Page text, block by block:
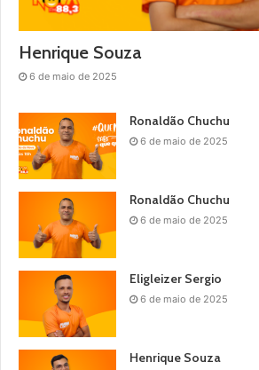
Henrique Souza
6 de maio de 2025
Ronaldão Chuchu
6 de maio de 2025
Ronaldão Chuchu
6 de maio de 2025
Eligleizer Sergio
6 de maio de 2025
Henrique Souza